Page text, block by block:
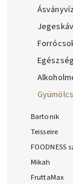
Bartonik
Teisseire
Mikah
FruttaMax